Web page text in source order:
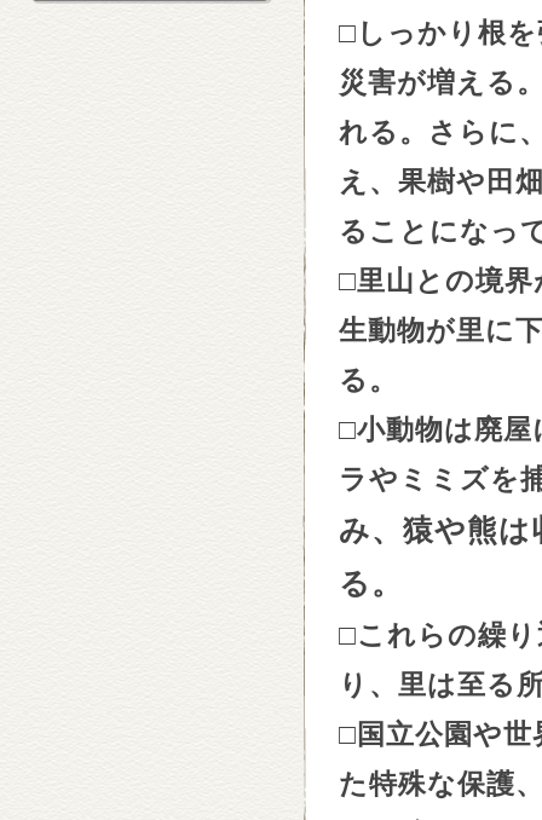
□ しっかり根
災害が増える
れる。さらに
え、果樹や田
ることになっ
□里山との境
生動物が里に
る。
□小動物は廃
ラやミミズを
み、猿や熊
る。
□これらの繰
り、里は至る
□国立公園や
た特殊な保護